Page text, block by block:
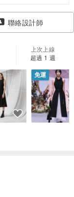
聯絡設計師
上次上線
超過 1 週
免運